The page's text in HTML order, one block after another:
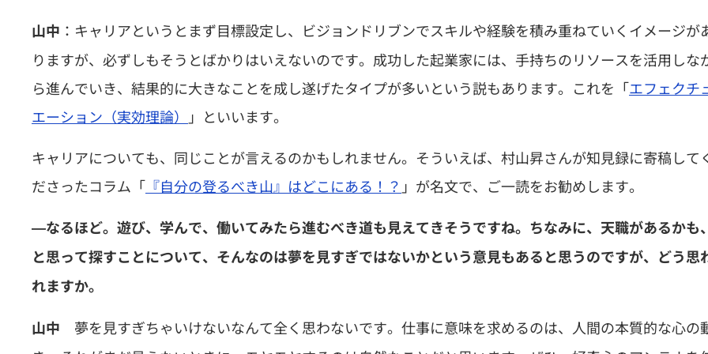
山中 ：キャリアというとまず目標設定し、ビジョンドリブンでスキルや経験を積み重ねていくイメージが
りますが、必ずしもそうとばかりはいえないのです。成功した起業家には、手持ちのリソースを活用しな
ら進んでいき、結果的に大きなことを成し遂げたタイプが多いという説もあります。これを「エフェクチ
エーション（実効理論）
」といいます。
キャリアについても、同じことが言えるのかもしれません。そういえば、村山昇さんが知見録に寄稿して
ださったコラム「 『自分の登るべき山』はどこにある！？ 」が名文で、ご一読をお勧めします。
―なるほど。遊び、学んで、働いてみたら進むべき道も見えてきそうですね。ちなみに、天職があるかも、
と思って探すことについて、そんなのは夢を見すぎではないかという意見もあると思うのですが、どう思
れますか。
山中 夢を見すぎちゃいけないなんて全く思わないです。仕事に意味を求めるのは、人間の本質的な心の